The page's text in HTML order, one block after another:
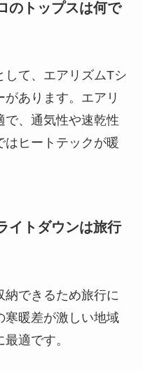
のトップスは何で
して、エアリズムTシ
あります。エアリ
で、通気性や速乾性
はヒートテックが暖
イトダウンは旅行
納できるため旅行に
寒暖差が激しい地域
適です。